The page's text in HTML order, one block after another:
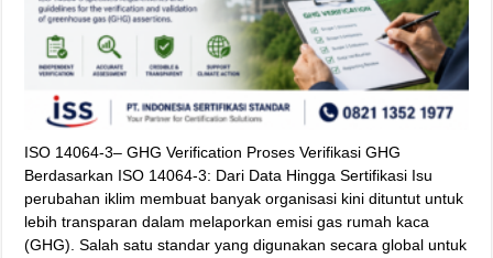
ISO 14064‑3– GHG Verification Proses Verifikasi GHG
Berdasarkan ISO 14064-3: Dari Data Hingga Sertifikasi Isu
perubahan iklim membuat banyak organisasi kini dituntut untuk
lebih transparan dalam melaporkan emisi gas rumah kaca
(GHG). Salah satu standar yang digunakan secara global untuk